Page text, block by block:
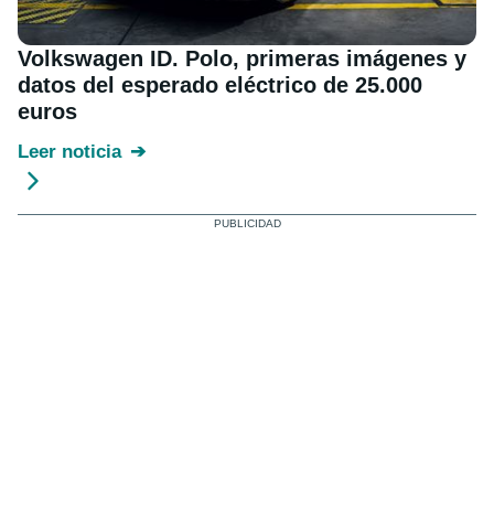
Volkswagen ID. Polo, primeras imágenes y
datos del esperado eléctrico de 25.000
euros
Leer noticia